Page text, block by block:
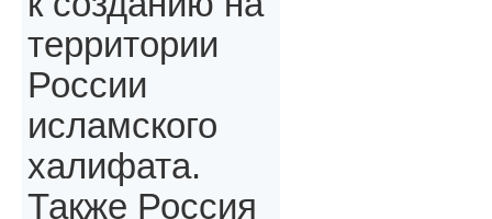
территории
России
исламского
халифата.
Также Россия